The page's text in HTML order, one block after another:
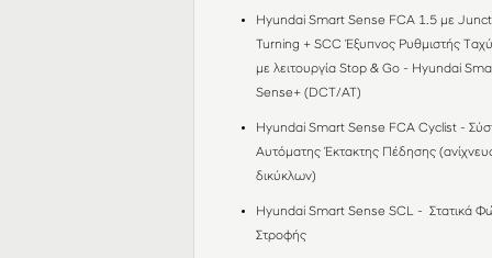
Hyundai Smart Sense FCA 1.5 με
Turning + SCC Έξυπνος Ρυθμιστής
με λειτουργία Stop & Go - Hyundai
Sense+ (DCT/AT)
Hyundai Smart Sense FCA Cyclist -
Αυτόματης Έκτακτης Πέδησης
δικύκλων)
Hyundai Smart Sense SCL - Στατικά
Στροφής